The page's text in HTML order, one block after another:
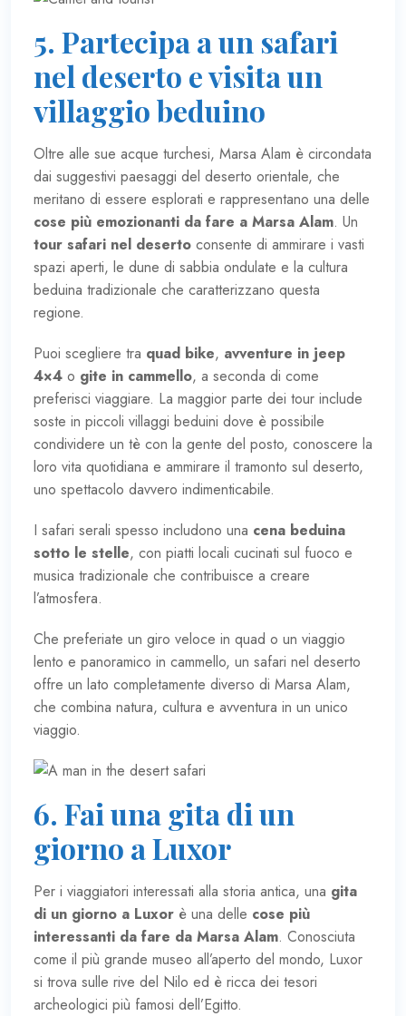
5. Partecipa a un safari
nel deserto e visita un
villaggio beduino
Oltre alle sue acque turchesi, Marsa Alam è circondata
dai suggestivi paesaggi del deserto orientale, che
meritano di essere esplorati e rappresentano una delle
cose più emozionanti da fare a Marsa Alam. Un
tour safari nel deserto consente di ammirare i vasti
spazi aperti, le dune di sabbia ondulate e la cultura
beduina tradizionale che caratterizzano questa
regione.
Puoi scegliere tra quad bike, avventure in jeep
4×4 o gite in cammello, a seconda di come
preferisci viaggiare. La maggior parte dei tour include
soste in piccoli villaggi beduini dove è possibile
condividere un tè con la gente del posto, conoscere la
loro vita quotidiana e ammirare il tramonto sul deserto,
uno spettacolo davvero indimenticabile.
I safari serali spesso includono una cena beduina
sotto le stelle, con piatti locali cucinati sul fuoco e
musica tradizionale che contribuisce a creare
l’atmosfera.
Che preferiate un giro veloce in quad o un viaggio
lento e panoramico in cammello, un safari nel deserto
offre un lato completamente diverso di Marsa Alam,
che combina natura, cultura e avventura in un unico
viaggio.
6. Fai una gita di un
giorno a Luxor
Per i viaggiatori interessati alla storia antica, una gita
di un giorno a Luxor è una delle cose più
interessanti da fare da Marsa Alam. Conosciuta
come il più grande museo all’aperto del mondo, Luxor
si trova sulle rive del Nilo ed è ricca dei tesori
archeologici più famosi dell’Egitto.